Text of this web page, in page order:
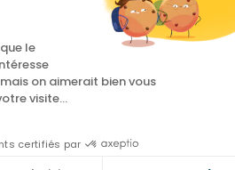
le
on aimerait bien vous
visite...
certifiés par
HACCP
de Parrainage